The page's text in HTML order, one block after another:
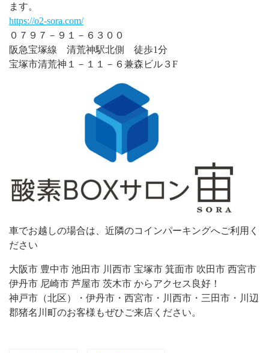
ます。
https://o2-sora.com/
０７９７－９１－６３００
阪急宝塚線 清荒神駅北側 徒歩1分
宝塚市清荒神１－１１－６兼森ビル３F
車でお越しの場合は、近隣のコインパーキングへご利用く
ださい
大阪市 豊中市 池田市 川西市 宝塚市 箕面市 吹田市 西宮市
伊丹市 尼崎市 芦屋市 茨木市 からアクセス良好！
神戸市（北区）・伊丹市・西宮市・川西市・三田市・川辺
郡猪名川町のお客様もぜひご来店ください。